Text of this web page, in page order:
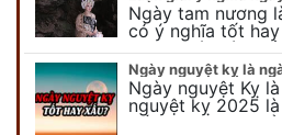
Ngày tam nương
có ý nghĩa tốt
nương sát có
Cần kiêng kỵ
Ngày nguyệt kỵ là
Ngày nguyệt Kỵ
nguyệt kỵ 2025
xấu, xem ngay